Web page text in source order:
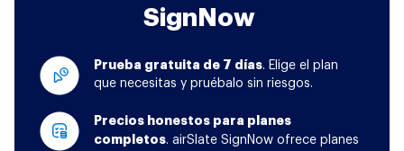
SignNow
Prueba gratuita de 7 días. Elige el plan
que necesitas y pruébalo sin riesgos.
Precios honestos para planes
completos. airSlate SignNow ofrece planes